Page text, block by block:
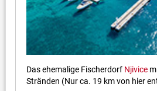
Das ehemalige Fischerdorf Njivice
Stränden (Nur ca. 19 km von hier